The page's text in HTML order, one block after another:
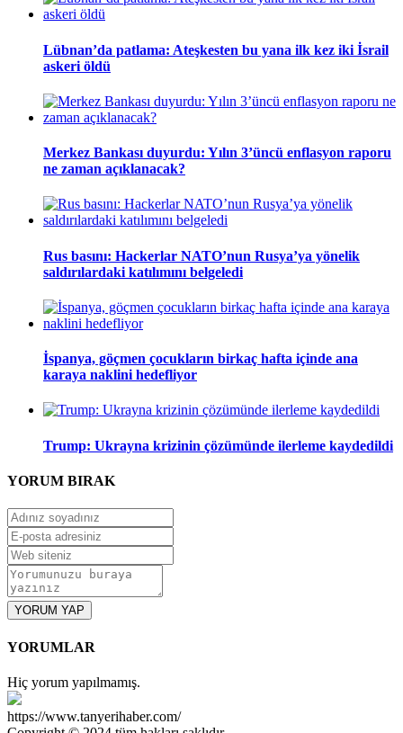
Lübnan’da patlama: Ateşkesten bu yana ilk kez iki İsrail
askeri öldü
Merkez Bankası duyurdu: Yılın 3’üncü enflasyon raporu
ne zaman açıklanacak?
Rus basını: Hackerlar NATO’nun Rusya’ya yönelik
saldırılardaki katılımını belgeledi
İspanya, göçmen çocukların birkaç hafta içinde ana
karaya naklini hedefliyor
Trump: Ukrayna krizinin çözümünde ilerleme kaydedildi
YORUM BIRAK
YORUM YAP
YORUMLAR
Hiç yorum yapılmamış.
https://www.tanyerihaber.com/